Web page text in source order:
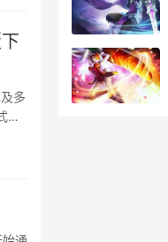
多
推
本